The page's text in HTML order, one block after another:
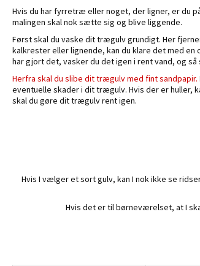
Hvis du har fyrretræ eller noget, der ligner, er du
malingen skal nok sætte sig og blive liggende.
Først skal du vaske dit trægulv grundigt. Her
kalkrester eller lignende, kan du klare det med
har gjort det, vasker du det igen i rent vand, og
Herfra skal du slibe dit trægulv med fint sandpapir.
eventuelle skader i dit trægulv. Hvis der er huller,
skal du gøre dit trægulv rent igen.
Hvis I vælger et sort gulv, kan I nok ikke se
Hvis det er til børneværelset, at I